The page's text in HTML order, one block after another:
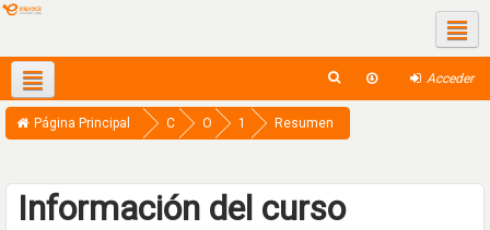
Acceder
Español - Internacional ‎(es)‎ This course
Página Principal
C
r
s
O
e
1
1
-
Resumen
Información del curso